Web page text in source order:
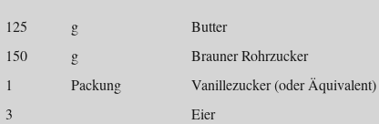
125 g
Butter
150
g
Brauner Rohrzucker
1
Packung
Vanillezucker (oder Äquivalent)
3
Eier